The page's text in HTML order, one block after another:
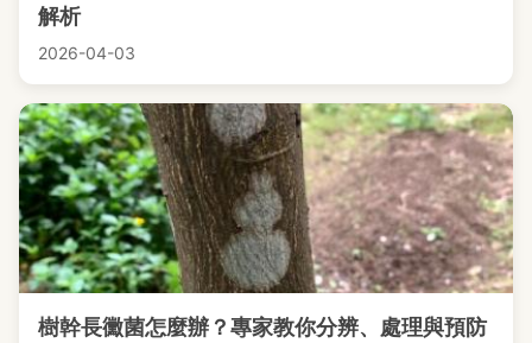
解析
2026-04-03
樹幹長黴菌怎麼辦？專家教你分辨、處理與預防